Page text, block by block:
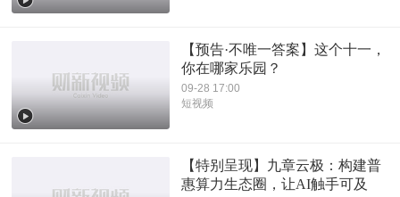
【预告·不唯一答案】这个十一，
你在哪家乐园？
09-28 17:00
短视频
【特别呈现】九章云极：构建普
惠算力生态圈，让AI触手可及